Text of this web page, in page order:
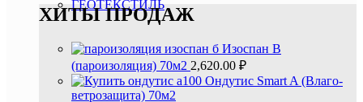
ГЕОТЕКСТИЛЬ
ХИТЫ ПРОДАЖ
Изоспан В
(пароизоляция) 70м2 2,620.00 ₽
Ондутис Smart A (Влаго-
ветрозащита) 70м2